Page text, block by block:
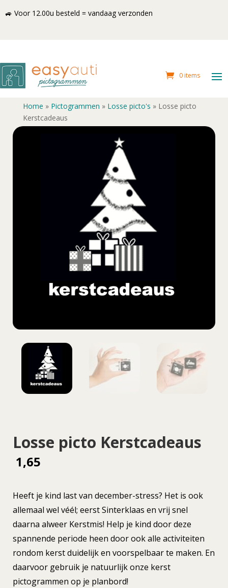
🚙 Voor 12.00u besteld = vandaag verzonden
0 items
Home » Pictogrammen » Losse picto's » Losse picto
Kerstcadeaus
Losse picto Kerstcadeaus
1,65
Heeft je kind last van december-stress? Het is ook
allemaal wel véél; eerst Sinterklaas en vrij snel
daarna alweer Kerstmis! Help je kind door deze
spannende periode heen door ook alle activiteiten
rondom kerst duidelijk en voorspelbaar te maken. En
daarvoor gebruik je natuurlijk onze kerst
pictogrammen op je planbord!